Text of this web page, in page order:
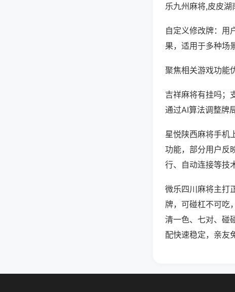
乐九州麻将,皮皮湖
自定义修改牌：用
果，适用于多种场
聚焦相关游戏功能
吉祥麻将有挂吗；
通过AI算法调整牌
星悦陕西麻将手机
功能，部分用户反
行、自动连接等技
微乐四川麻将主打
牌，可碰杠不可吃
清一色、七对、碰
配快速稳定，亲友